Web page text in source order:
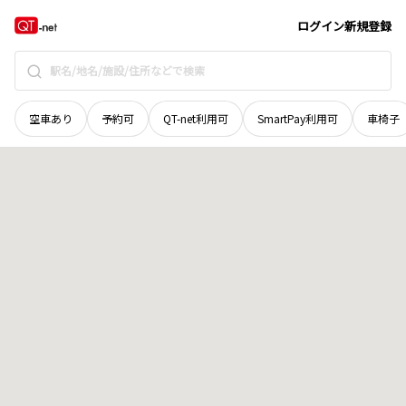
ログイン新規登録
空車あり 予約可 QT-net利用可 SmartPay利用可 車椅子
青森県